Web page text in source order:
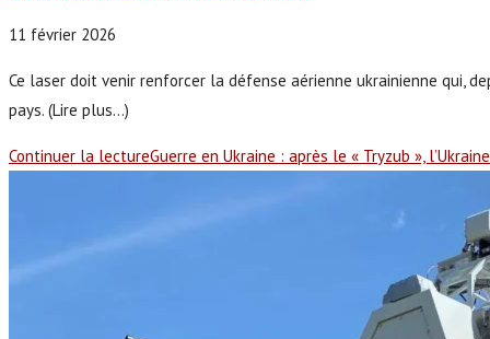
11 février 2026
Ce laser doit venir renforcer la défense aérienne ukrainienne qui,
pays. (Lire plus...)
Continuer la lectureGuerre en Ukraine : après le « Tryzub »,